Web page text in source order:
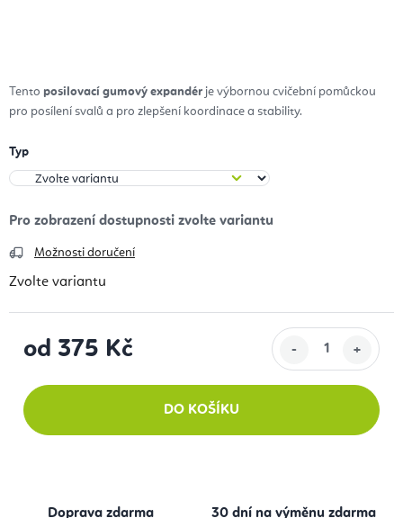
Tento posilovací gumový expandér je výbornou cvičební pomůckou
pro posílení svalů a pro zlepšení koordinace a stability.
Typ
Možnosti doručení
Zvolte variantu
od 375 Kč
DO KOŠÍKU
Doprava zdarma 30 dní na výměnu zdarma